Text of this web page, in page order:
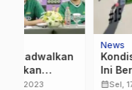
Kondisi Listrik
Ini Berbagai Upaya
PLN Pastikan
calendar_monthSel, 17 Okt 2023